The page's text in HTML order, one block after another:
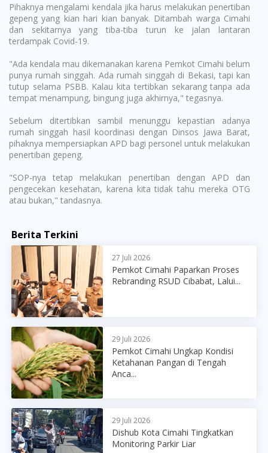
Pihaknya mengalami kendala jika harus melakukan penertiban
gepeng yang kian hari kian banyak. Ditambah warga Cimahi
dan sekitarnya yang tiba-tiba turun ke jalan lantaran
terdampak Covid-19.
"Ada kendala mau dikemanakan karena Pemkot Cimahi belum
punya rumah singgah. Ada rumah singgah di Bekasi, tapi kan
tutup selama PSBB. Kalau kita tertibkan sekarang tanpa ada
tempat menampung, bingung juga akhirnya," tegasnya.
Sebelum ditertibkan sambil menunggu kepastian adanya
rumah singgah hasil koordinasi dengan Dinsos Jawa Barat,
pihaknya mempersiapkan APD bagi personel untuk melakukan
penertiban gepeng.
"SOP-nya tetap melakukan penertiban dengan APD dan
pengecekan kesehatan, karena kita tidak tahu mereka OTG
atau bukan," tandasnya.
Berita Terkini
27 Juli 2026
Pemkot Cimahi Paparkan Proses
Rebranding RSUD Cibabat, Lalui...
29 Juli 2026
Pemkot Cimahi Ungkap Kondisi
Ketahanan Pangan di Tengah
Anca...
29 Juli 2026
Dishub Kota Cimahi Tingkatkan
Monitoring Parkir Liar